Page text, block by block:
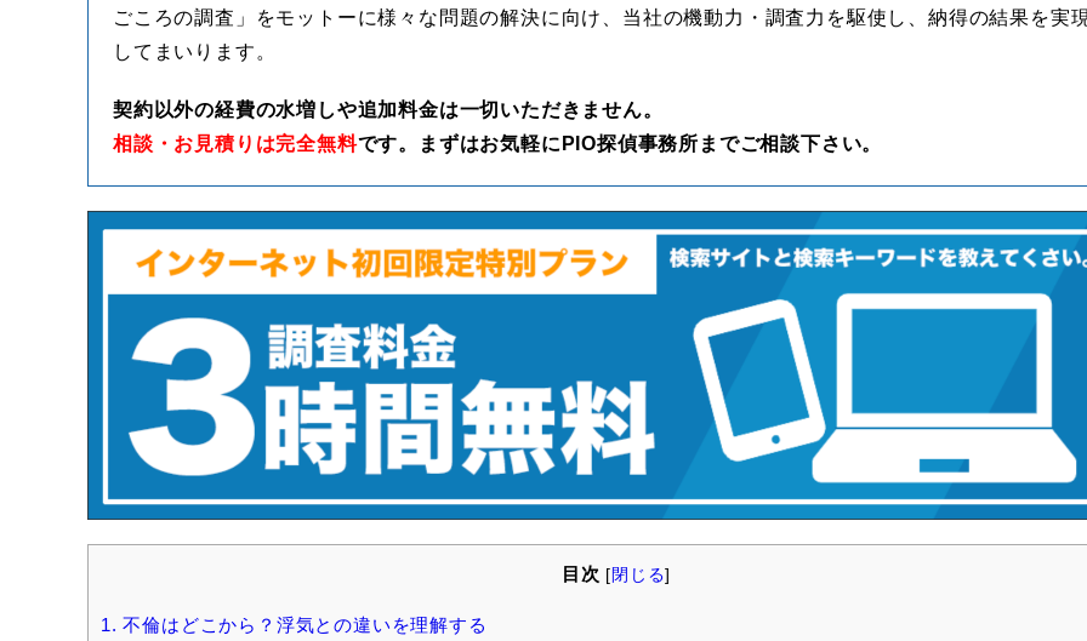
ごころの調査」をモットーに様々な問題の解決に向け、当社の機動力・調査力を駆使し、納得の結果を実
してまいります。
契約以外の経費の水増しや追加料金は一切いただきません。
相談・お見積りは完全無料です。まずはお気軽にPIO探偵事務所までご相談下さい。
目次 [閉じる]
1. 不倫はどこから？浮気との違いを理解する